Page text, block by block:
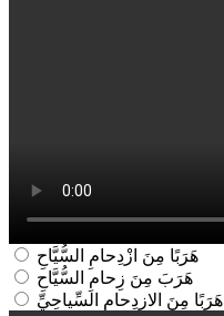
هَرَبًا مِنَ ازْدِحامِ السُّيَّاحِ
هَرَبَ مِنَ زِحامِ السُّيَّاحِ
هَرَبًا مِنَ الازدِحامِ السِّياحِيِّ